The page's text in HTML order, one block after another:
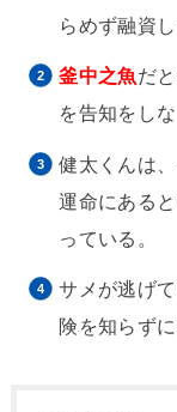
らめず融資
釜中之魚だ
を告知をし
健太くんは
運命にある
っている。
サメが逃げ
険を知らず